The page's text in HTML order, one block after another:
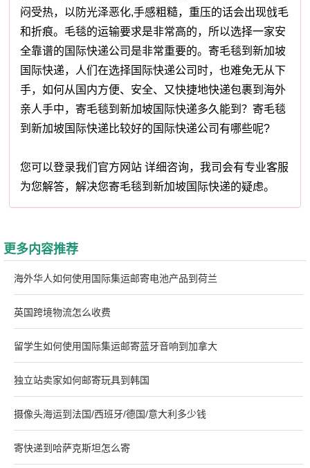
闷受热，以防光泽恶化,手感粗糙，重压的话会出现戗毛
和折痕。毛毯的运输要求是非常高的，所以选择一家安
全靠谱的国际快递公司是非常重要的。寄毛毯到新加坡
国际快递，人们在选择国际快递公司时，也难免无从下
手，如何从国内方便、安全、又快捷地快递包裹到海外
亲人手中，寄毛毯到新加坡国际快递多久能到？寄毛毯
到新加坡国际快递比较好的国际快递公司有哪些呢?
您可以登录我们官方网站 详细咨询，我司会有专业客服
为您解答，解决您寄毛毯到新加坡国际快递的疑虑。
更多内容推荐
海外华人如何使用国际集运邮寄电池产品到荷兰
英国跨境物流怎么收费
留学生如何使用国际集运邮寄蓝牙音响到加拿大
独立站卖家如何邮寄玩具到韩国
摄像头海运到法国/西班牙/德国/意大利多少钱
寄快递到哈萨克斯坦怎么寄